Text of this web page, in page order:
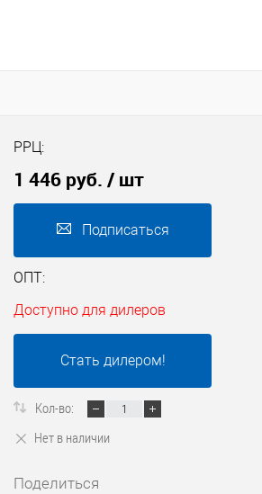
РРЦ:
1 446 руб. / шт
Подписаться
ОПТ:
Доступно для дилеров
Стать дилером!
Кол-во:
Нет в наличии
Поделиться